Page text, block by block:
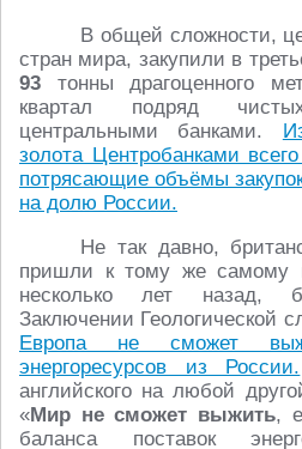
В общей сложности,
стран мира, закупили в
93 тонны драгоценного
квартал подряд
центральными банками.
золота Центробанками
потрясающие объёмы
на долю России.
Не так давно,
пришли к тому же самому
несколько лет назад,
Заключении
Европа не сможет
энергоресурсов из России.
английского на любой
«Мир не сможет выжить,
баланса поставок